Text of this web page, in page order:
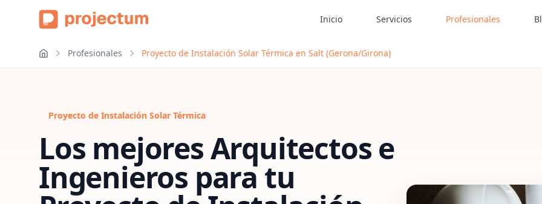
Inicio Servicios Profesionales
Profesionales Proyecto de Instalación Solar Térmica en Salt (Gerona/Girona)
Proyecto de Instalación Solar Térmica
Los mejores Arquitectos e
Ingenieros para tu